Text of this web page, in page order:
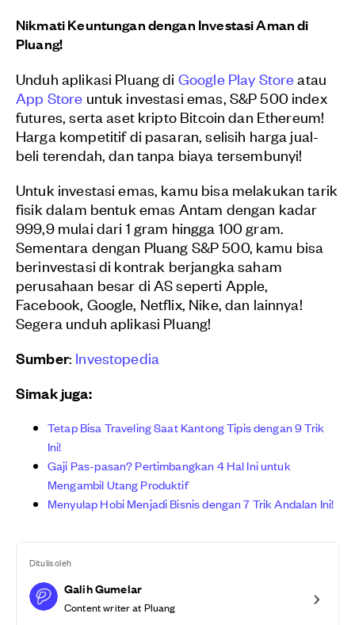
Nikmati Keuntungan dengan Investasi Aman di
Pluang!
Unduh aplikasi Pluang di Google Play Storeatau
App Store untuk investasi emas, S&P 500 index
futures, serta aset kripto Bitcoin dan Ethereum!
Harga kompetitif di pasaran, selisih harga jual-
beli terendah, dan tanpa biaya tersembunyi!
Untuk investasi emas, kamu bisa melakukan tarik
fisik dalam bentuk emas Antam dengan kadar
999,9 mulai dari 1 gram hingga 100 gram.
Sementara dengan Pluang S&P 500, kamu bisa
berinvestasi di kontrak berjangka saham
perusahaan besar di AS seperti Apple,
Facebook, Google, Netflix, Nike, dan lainnya!
Segera unduh aplikasi Pluang!
Sumber: Investopedia
Simak juga:
Tetap Bisa Traveling Saat Kantong Tipis dengan 9 Trik
Ini!
Gaji Pas-pasan? Pertimbangkan 4 Hal Ini untuk
Mengambil Utang Produktif
Menyulap Hobi Menjadi Bisnis dengan 7 Trik Andalan Ini!
Ditulis oleh
Galih Gumelar
Content writer at Pluang